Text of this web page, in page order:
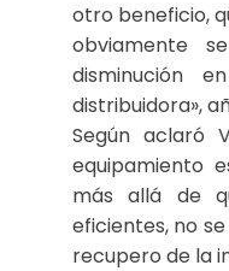
otro beneficio,
obviamente
disminución
distribuidora»,
Según aclaró
equipamiento
más allá de
eficientes, no
recupero de la